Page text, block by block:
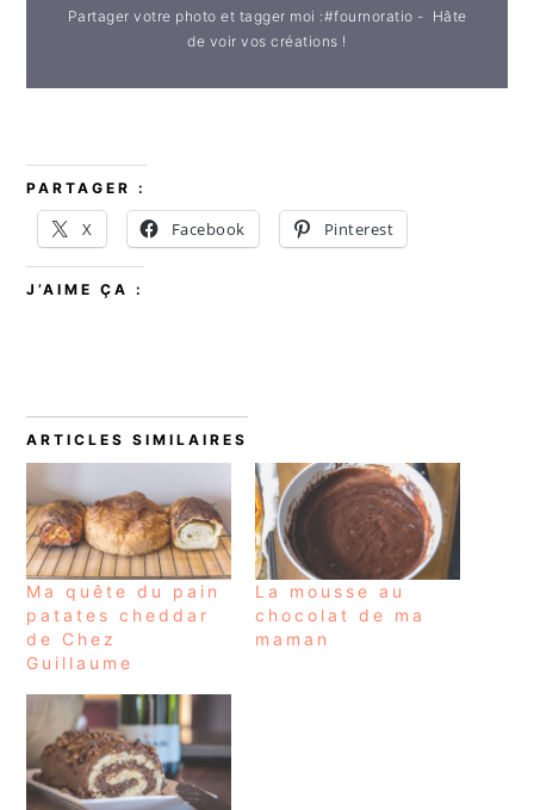
Partager votre photo et tagger moi :#fournoratio - Hâte
de voir vos créations !
PARTAGER :
X Facebook Pinterest
J’AIME ÇA :
ARTICLES SIMILAIRES
Ma quête du pain
patates cheddar
de Chez
Guillaume
La mousse au
chocolat de ma
maman